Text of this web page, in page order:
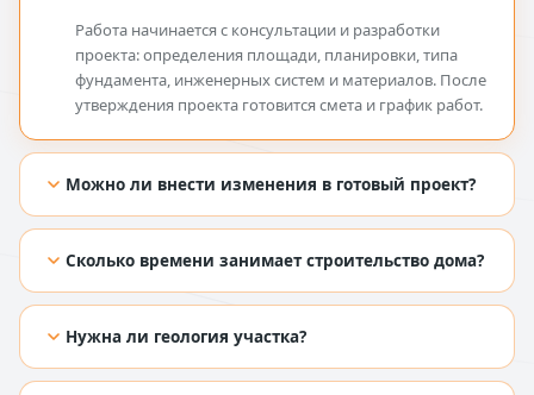
Работа начинается с консультации и разработки
проекта: определения площади, планировки, типа
фундамента, инженерных систем и материалов. После
утверждения проекта готовится смета и график работ.
Можно ли внести изменения в готовый проект?
[TODO: добавить ответ из Figma]
Сколько времени занимает строительство дома?
[TODO: добавить ответ из Figma]
Нужна ли геология участка?
[TODO: добавить ответ из Figma]